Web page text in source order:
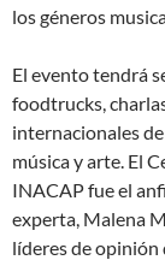
los géneros
El evento tendrá
foodtrucks,
internacionales
música y arte. El
INACAP fue el
experta, Malena
líderes de